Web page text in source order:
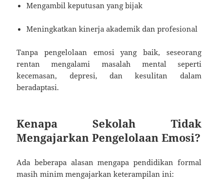
Mengambil keputusan yang bijak
Meningkatkan kinerja akademik dan profesional
Tanpa pengelolaan emosi yang baik, seseorang
rentan mengalami masalah mental seperti
kecemasan, depresi, dan kesulitan dalam
beradaptasi.
Kenapa Sekolah Tidak
Mengajarkan Pengelolaan Emosi?
Ada beberapa alasan mengapa pendidikan formal
masih minim mengajarkan keterampilan ini: